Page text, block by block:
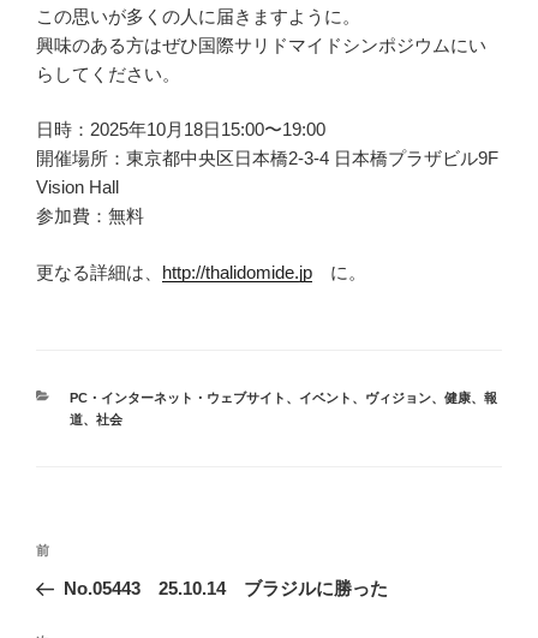
この思いが多くの人に届きますように。
興味のある方はぜひ国際サリドマイドシンポジウムにい
らしてください。
日時：2025年10月18日15:00〜19:00
開催場所：東京都中央区日本橋2-3-4 日本橋プラザビル9F
Vision Hall
参加費：無料
更なる詳細は、 http://thalidomide.jp に。
カ
テ
PC・インターネット・ウェブサイト 、 イベント 、 ヴィジョン、 健康、 報
道、 社会
投
ナ
前
の
前
No.05443 25.10.14 ブラジルに勝った